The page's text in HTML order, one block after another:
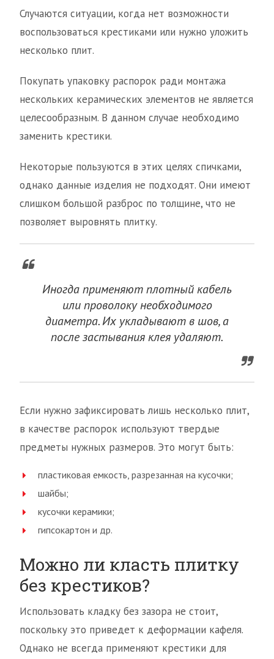
Случаются ситуации, когда нет возможности
воспользоваться крестиками или нужно уложить
несколько плит.
Покупать упаковку распорок ради монтажа
нескольких керамических элементов не является
целесообразным. В данном случае необходимо
заменить крестики.
Некоторые пользуются в этих целях спичками,
однако данные изделия не подходят. Они имеют
слишком большой разброс по толщине, что не
позволяет выровнять плитку.
Иногда применяют плотный кабель
или проволоку необходимого
диаметра. Их укладывают в шов, а
после застывания клея удаляют.
Если нужно зафиксировать лишь несколько плит,
в качестве распорок используют твердые
предметы нужных размеров. Это могут быть:
пластиковая емкость, разрезанная на кусочки;
шайбы;
кусочки керамики;
гипсокартон и др.
Можно ли класть плитку
без крестиков?
Использовать кладку без зазора не стоит,
поскольку это приведет к деформации кафеля.
Однако не всегда применяют крестики для